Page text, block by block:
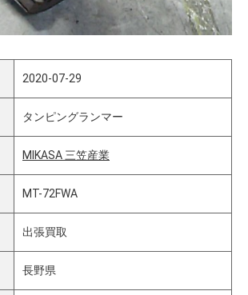
2020-07-29
タンピングランマー
MIKASA 三笠産業
MT-72FWA
出張買取
長野県